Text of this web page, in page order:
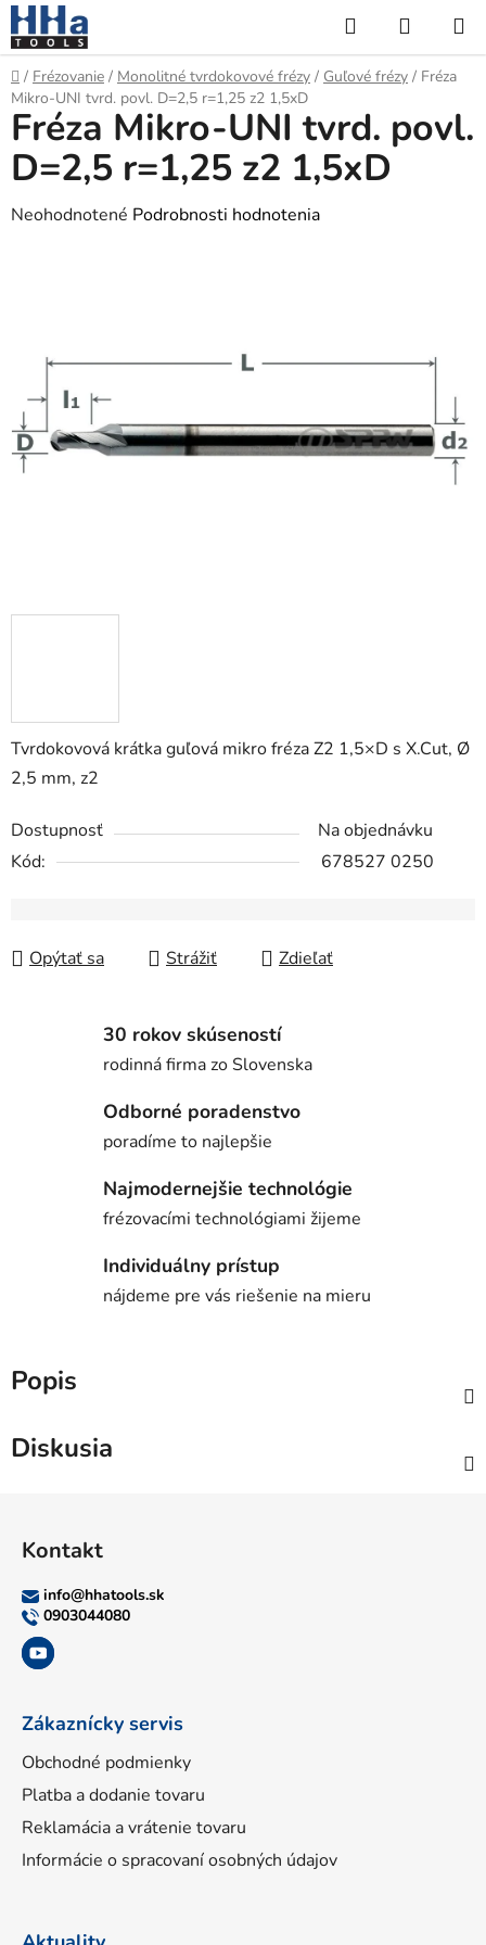
Prejsť
na
obsah
Hľadať
KOŠÍK
Domov
/ Frézovanie / Monolitné tvrdokovové frézy / Guľové frézy / Fréza
Mikro-UNI tvrd. povl. D=2,5 r=1,25 z2 1,5xD
Tvrdokovová krátka guľová mikro fréza Z2 1,5×D s X.Cut, Ø
2,5 mm, z2
Dostupnosť
Na objednávku
Kód:
678527 0250
Opýtať sa Strážiť Zdieľať
Fréza Mikro-UNI tvrd. povl.
D=2,5 r=1,25 z2 1,5xD
Priemerné
hviezdičiek.
Neohodnotené Podrobnosti hodnotenia
30 rokov skúseností
rodinná firma zo Slovenska
Odborné poradenstvo
poradíme to najlepšie
Najmodernejšie technológie
frézovacími technológiami žijeme
Individuálny prístup
nájdeme pre vás riešenie na mieru
Popis
Diskusia
Kontakt
info@hhatools.sk
0903044080
Zákaznícky servis
Obchodné podmienky
Platba a dodanie tovaru
Reklamácia a vrátenie tovaru
Informácie o spracovaní osobných údajov